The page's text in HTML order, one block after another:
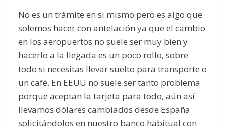
No es un trámite en si mismo pero es algo que
solemos hacer con antelación ya que el cambio
en los aeropuertos no suele ser muy bien y
hacerlo a la llegada es un poco rollo, sobre
todo si necesitas llevar suelto para transporte o
un café. En EEUU no suele ser tanto problema
porque aceptan la tarjeta para todo, aún así
llevamos dólares cambiados desde España
solicitándolos en nuestro banco habitual con